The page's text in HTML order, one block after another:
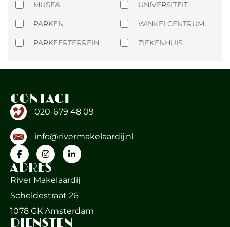
MUSEA
PARKEN
PARKEERTERREIN
UNIVERSITEIT
WINKELCENTRUM
ZIEKENHUIS
CONTACT
020-679 48 09
info@rivermakelaardij.nl
ADRES
River Makelaardij
Scheldestraat 26
1078 GK Amsterdam
DIENSTEN